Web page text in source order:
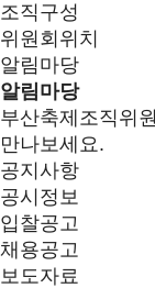
조직구성
위원회위치
알림마당
알림마당
부산축제조직위
만나보세요.
공지사항
공시정보
입찰공고
채용공고
보도자료